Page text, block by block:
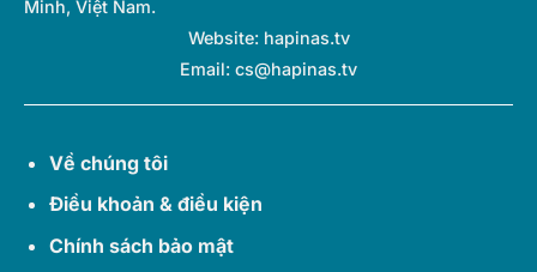
Minh, Việt Nam.
Website: hapinas.tv
Email: cs@hapinas.tv
Về chúng tôi
Điều khoản & điều kiện
Chính sách bảo mật